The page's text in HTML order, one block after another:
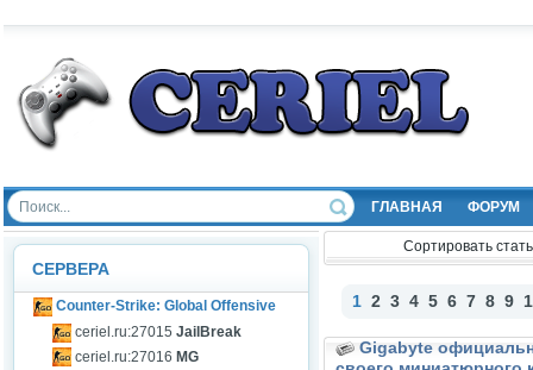
ГЛАВНАЯ ФОРУМ
СЕРВЕРА
Counter-Strike: Global Offensive
ceriel.ru:27015 JailBreak
ceriel.ru:27016 MG
Сортировать
1 2 3 4 5 6 7 8 9
Gigabyte